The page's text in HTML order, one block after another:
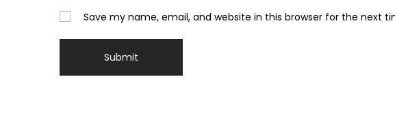
Save my name, email, and website in this browser for the next